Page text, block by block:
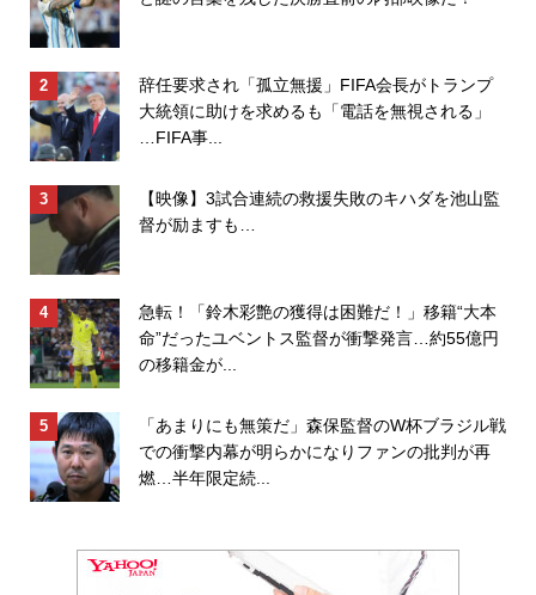
辞任要求され「孤立無援」FIFA会長がトランプ
大統領に助けを求めるも「電話を無視される」
…FIFA事...
【映像】3試合連続の救援失敗のキハダを池山監
督が励ますも…
急転！「鈴木彩艶の獲得は困難だ！」移籍“大本
命”だったユベントス監督が衝撃発言…約55億円
の移籍金が...
「あまりにも無策だ」森保監督のW杯ブラジル戦
での衝撃内幕が明らかになりファンの批判が再
燃…半年限定続...